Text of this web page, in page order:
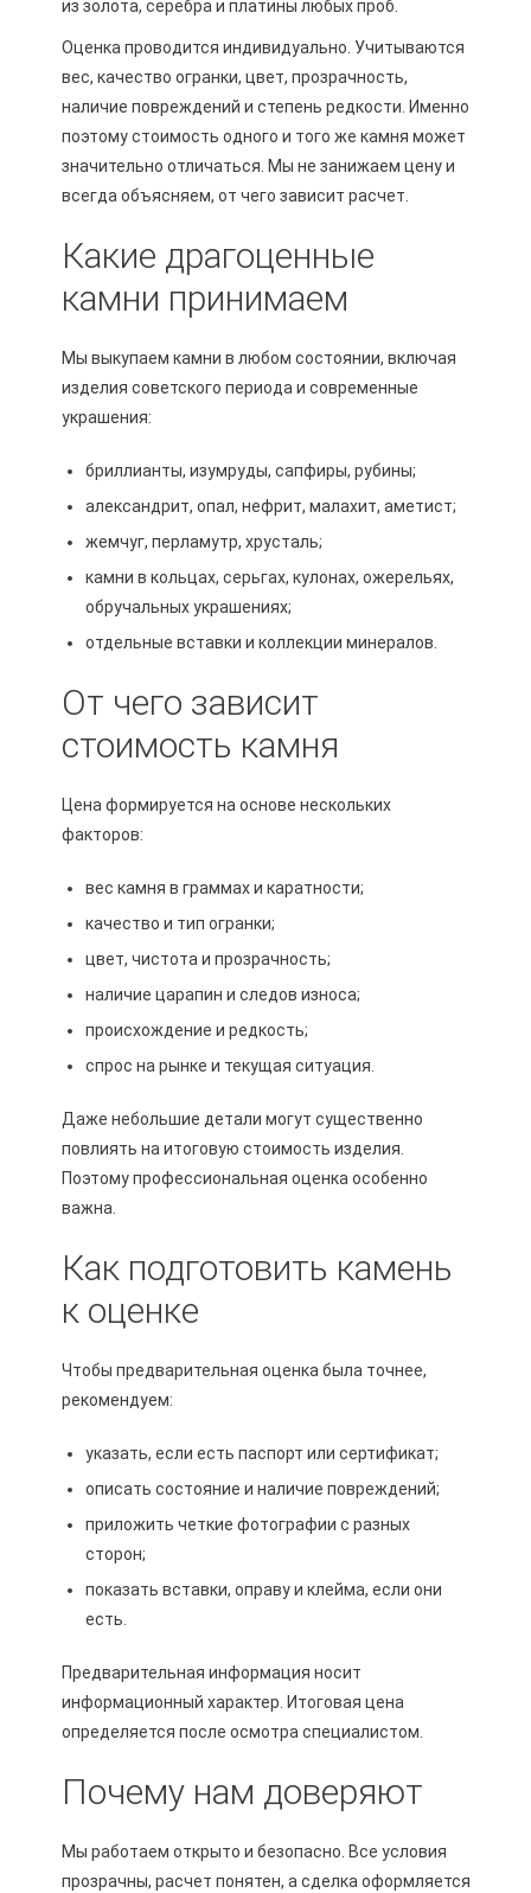
из золота, серебра и платины любых проб.
Оценка проводится индивидуально. Учитываются
вес, качество огранки, цвет, прозрачность,
наличие повреждений и степень редкости. Именно
поэтому стоимость одного и того же камня может
значительно отличаться. Мы не занижаем цену и
всегда объясняем, от чего зависит расчет.
Какие драгоценные
камни принимаем
Мы выкупаем камни в любом состоянии, включая
изделия советского периода и современные
украшения:
бриллианты, изумруды, сапфиры, рубины;
александрит, опал, нефрит, малахит, аметист;
жемчуг, перламутр, хрусталь;
камни в кольцах, серьгах, кулонах, ожерельях,
обручальных украшениях;
отдельные вставки и коллекции минералов.
От чего зависит
стоимость камня
Цена формируется на основе нескольких
факторов:
вес камня в граммах и каратности;
качество и тип огранки;
цвет, чистота и прозрачность;
наличие царапин и следов износа;
происхождение и редкость;
спрос на рынке и текущая ситуация.
Даже небольшие детали могут существенно
повлиять на итоговую стоимость изделия.
Поэтому профессиональная оценка особенно
важна.
Как подготовить камень
к оценке
Чтобы предварительная оценка была точнее,
рекомендуем:
указать, если есть паспорт или сертификат;
описать состояние и наличие повреждений;
приложить четкие фотографии с разных
сторон;
показать вставки, оправу и клейма, если они
есть.
Предварительная информация носит
информационный характер. Итоговая цена
определяется после осмотра специалистом.
Почему нам доверяют
Мы работаем открыто и безопасно. Все условия
прозрачны, расчет понятен, а сделка оформляется